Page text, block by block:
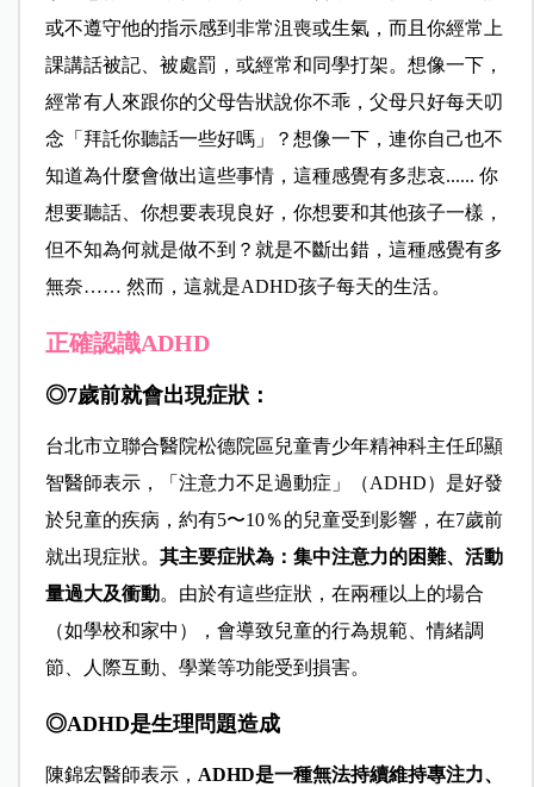
或不遵守他的指示感到非常沮喪或生氣，而且你經常上
課講話被記、被處罰，或經常和同學打架。想像一下，
經常有人來跟你的父母告狀說你不乖，父母只好每天叨
念「拜託你聽話一些好嗎」？想像一下，連你自己也不
知道為什麼會做出這些事情，這種感覺有多悲哀...... 你
想要聽話、你想要表現良好，你想要和其他孩子一樣，
但不知為何就是做不到？就是不斷出錯，這種感覺有多
無奈…… 然而，這就是ADHD孩子每天的生活。
正確認識ADHD
◎7歲前就會出現症狀：
台北市立聯合醫院松德院區兒童青少年精神科主任邱顯
智醫師表示，「注意力不足過動症」（ADHD）是好發
於兒童的疾病，約有5〜10％的兒童受到影響，在7歲前
就出現症狀。 其主要症狀為：集中注意力的困難、活動
量過大及衝動。由於有這些症狀，在兩種以上的場合
（如學校和家中），會導致兒童的行為規範、情緒調
節、人際互動、學業等功能受到損害。
◎ADHD是生理問題造成
陳錦宏醫師表示， ADHD是一種無法持續維持專注力、